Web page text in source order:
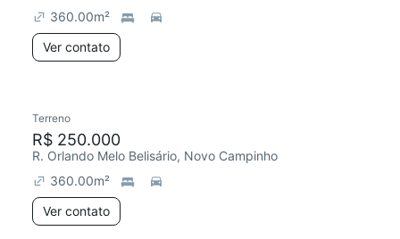
360.00m²
Ver contato
Terreno
R$ 250.000
R. Orlando Melo Belisário, Novo Campinho
360.00m²
Ver contato